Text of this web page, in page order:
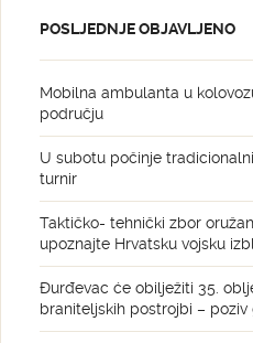
POSLJEDNJE OBJAVLJENO
Mobilna ambulanta u
području
U subotu počinje
turnir
Taktičko- tehnički zbor
upoznajte Hrvatsku vojsku
Đurđevac će obilježiti 35.
braniteljskih postrojbi –